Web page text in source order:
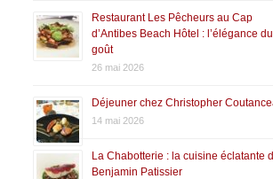
Restaurant Les Pêcheurs au Cap
d’Antibes Beach Hôtel : l’élégance du
goût
26 mai 2026
Déjeuner chez Christopher
14 mai 2026
La Chabotterie : la cuisine éclatante
Benjamin Patissier